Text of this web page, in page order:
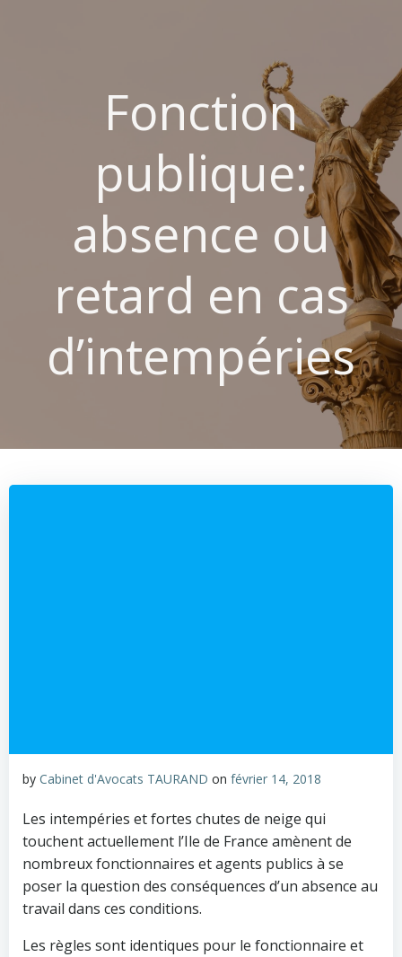
Fonction
publique:
absence ou
retard en cas
d’intempéries
by Cabinet d'Avocats TAURAND on février 14, 2018
Les intempéries et fortes chutes de neige qui
touchent actuellement l’Ile de France amènent de
nombreux fonctionnaires et agents publics à se
poser la question des conséquences d’un absence au
travail dans ces conditions.
Les règles sont identiques pour le fonctionnaire et